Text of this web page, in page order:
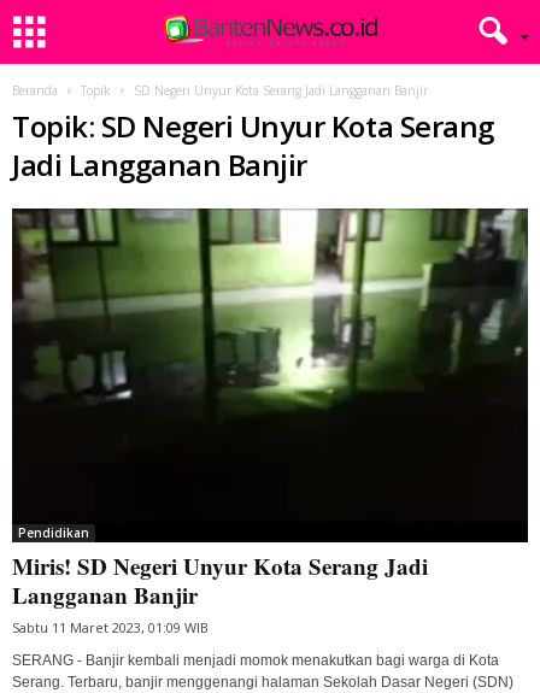
Beranda Topik SD Negeri Unyur Kota Serang Jadi Langganan Banjir
Topik: SD Negeri Unyur Kota Serang
Jadi Langganan Banjir
Pendidikan
Miris! SD Negeri Unyur Kota Serang Jadi
Langganan Banjir
Sabtu 11 Maret 2023, 01:09 WIB
SERANG - Banjir kembali menjadi momok menakutkan bagi warga di Kota
Serang. Terbaru, banjir menggenangi halaman Sekolah Dasar Negeri (SDN)